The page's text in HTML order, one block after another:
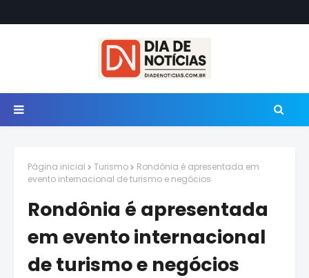
Página inicial Turismo
Rondônia é apresentada em
evento internacional de turismo e negócios
Rondônia é apresentada
em evento internacional
de turismo e negócios